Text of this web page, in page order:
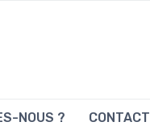
NOUS ? CONTACT